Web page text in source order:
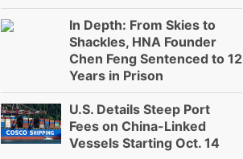
In Depth: From Skies to
Shackles, HNA Founder
Chen Feng Sentenced to 12
Years in Prison
U.S. Details Steep Port
Fees on China-Linked
Vessels Starting Oct. 14